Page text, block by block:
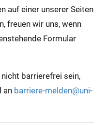
auf einer unserer Seiten
freuen wir uns, wenn
Formular
barrierefrei sein,
an barriere-melden@uni-